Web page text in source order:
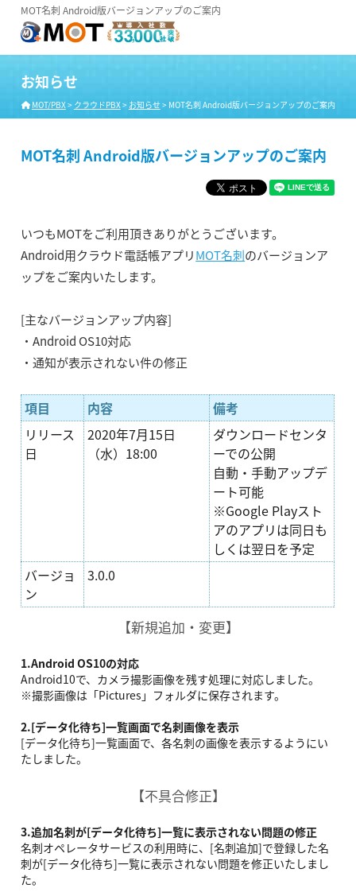
MOT名刺 Android版バージョンアップのご案内
お知らせ
MOT/PBX> クラウドPBX> お知らせ> MOT名刺 Android版バージョンアップのご案内
MOT名刺 Android版バージョンアップのご案内
いつもMOTをご利用頂きありがとうございます。
Android用クラウド電話帳アプリMOT名刺のバージョンア
ップをご案内いたします。
[主なバージョンアップ内容]
・Android OS10対応
・通知が表示されない件の修正
項目 内容
備考
リリース
日
2020年7月15日
（水）18:00
ダウンロードセンタ
ーでの公開
自動・手動アップデ
ート可能
※Google Playスト
アのアプリは同日も
しくは翌日を予定
バージョ
ン
3.0.0
【新規追加・変更】
1.Android OS10の対応
Android10で、カメラ撮影画像を残す処理に対応しました。
※撮影画像は「Pictures」フォルダに保存されます。
2.[データ化待ち]一覧画面で名刺画像を表示
[データ化待ち]一覧画面で、各名刺の画像を表示するようにい
たしました。
【不具合修正】
3.追加名刺が[データ化待ち]一覧に表示されない問題の修正
名刺オペレータサービスの利用時に、[名刺追加]で登録した名
刺が[データ化待ち]一覧に表示されない問題を修正いたしまし
た。